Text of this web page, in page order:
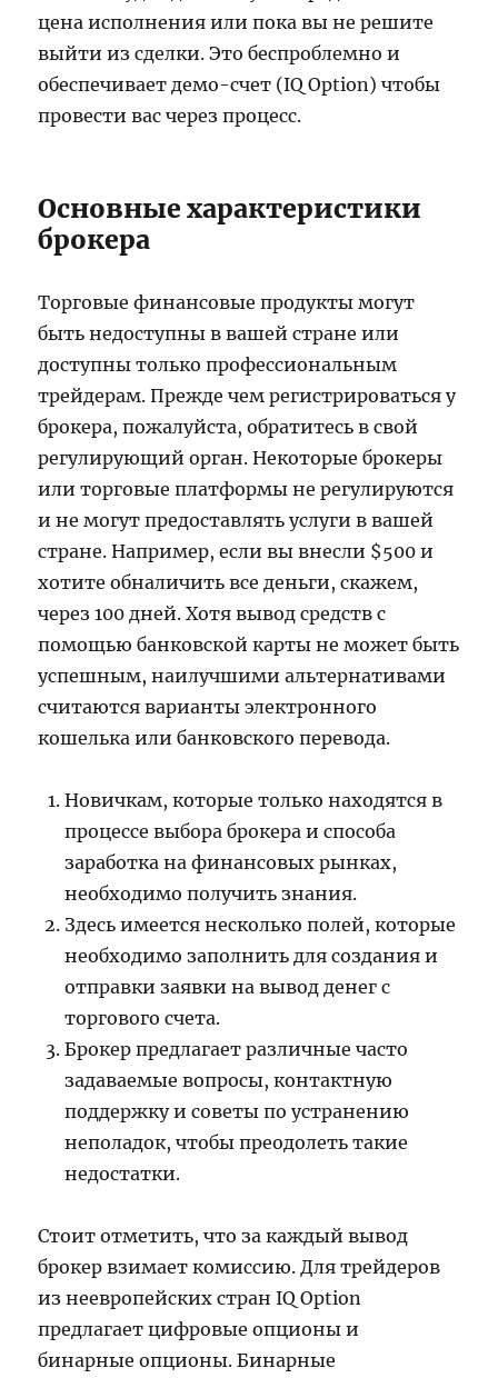
цена исполнения или пока вы не решите
выйти из сделки. Это беспроблемно и
обеспечивает демо-счет (IQ Option) чтобы
провести вас через процесс.
Основные характеристики
брокера
Торговые финансовые продукты могут
быть недоступны в вашей стране или
доступны только профессиональным
трейдерам. Прежде чем регистрироваться у
брокера, пожалуйста, обратитесь в свой
регулирующий орган. Некоторые брокеры
или торговые платформы не регулируются
и не могут предоставлять услуги в вашей
стране. Например, если вы внесли $500 и
хотите обналичить все деньги, скажем,
через 100 дней. Хотя вывод средств с
помощью банковской карты не может быть
успешным, наилучшими альтернативами
считаются варианты электронного
кошелька или банковского перевода.
Новичкам, которые только находятся в
процессе выбора брокера и способа
заработка на финансовых рынках,
необходимо получить знания.
Здесь имеется несколько полей, которые
необходимо заполнить для создания и
отправки заявки на вывод денег с
торгового счета.
Брокер предлагает различные часто
задаваемые вопросы, контактную
поддержку и советы по устранению
неполадок, чтобы преодолеть такие
недостатки.
Стоит отметить, что за каждый вывод
брокер взимает комиссию. Для трейдеров
из неевропейских стран IQ Option
предлагает цифровые опционы и
бинарные опционы. Бинарные